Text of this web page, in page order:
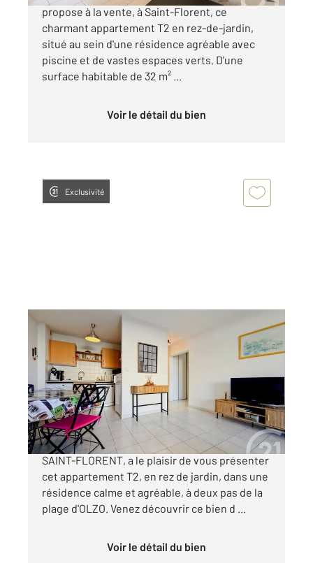
propose à la vente, à Saint-Florent, ce
charmant appartement T2 en rez-de-jardin,
situé au sein d'une résidence agréable avec
piscine et de vastes espaces verts. D'une
surface habitable de 32 m² ...
Voir le détail du bien
Exclusivité
ST FLORENT 202
46,27 m2, 2 pièces
Ref : 802
Appartement T2 à vendre
212 500 €
Votre agence Century 21 Dary Immobilier à
SAINT-FLORENT, a le plaisir de vous présenter
cet appartement T2, en rez de jardin, dans une
résidence calme et agréable, à deux pas de la
plage d'OLZO. Venez découvrir ce bien d ...
Voir le détail du bien